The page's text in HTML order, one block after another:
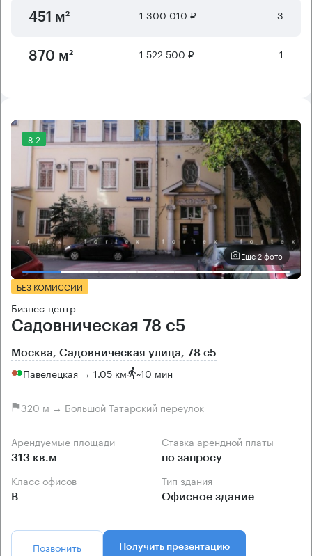
451 м² 1 300 010 ₽ 3
870 м² 1 522 500 ₽ 1
8.2
Еще 2 фото
БЕЗ КОМИССИИ
Бизнес-центр
Садовническая 78 с5
Москва, Садовническая улица, 78 с5
Павелецкая → 1.05 км ~10 мин
320 м → Большой Татарский переулок
Арендуемые площади
313 кв.м
Ставка арендной платы
по запросу
Класс офисов
B
Тип здания
Офисное здание
Позвонить Получить презентацию